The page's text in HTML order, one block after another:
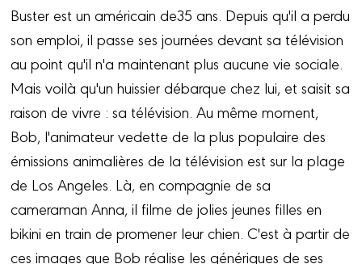
Buster est un américain de35 ans. Depuis qu'il a perdu
son emploi, il passe ses journées devant sa télévision
au point qu'il n'a maintenant plus aucune vie sociale.
Mais voilà qu'un huissier débarque chez lui, et saisit sa
raison de vivre : sa télévision. Au même moment,
Bob, l'animateur vedette de la plus populaire des
émissions animalières de la télévision est sur la plage
de Los Angeles. Là, en compagnie de sa
cameraman Anna, il filme de jolies jeunes filles en
bikini en train de promener leur chien. C'est à partir de
ces images que Bob réalise les génériques de ses